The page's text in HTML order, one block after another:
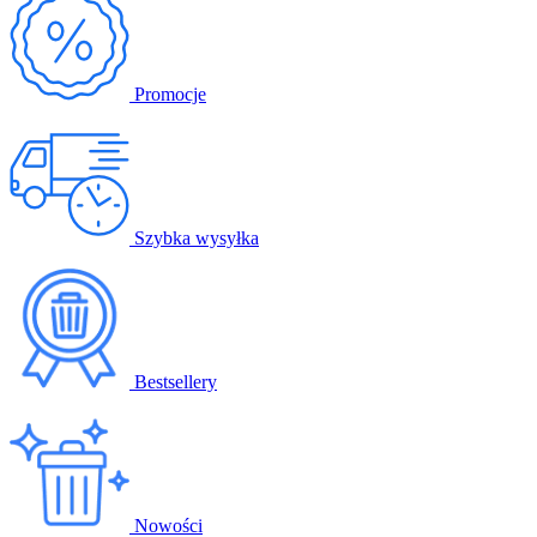
Promocje
Szybka wysyłka
Bestsellery
Nowości